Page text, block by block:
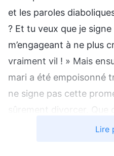
et les paroles
? Et tu veux que je
m’engageant à ne plus
vraiment vil ! » Mais
mari a été empoisonné
ne signe pas cette
sûrement divorcer.
instant, j’ai pensé à Lire